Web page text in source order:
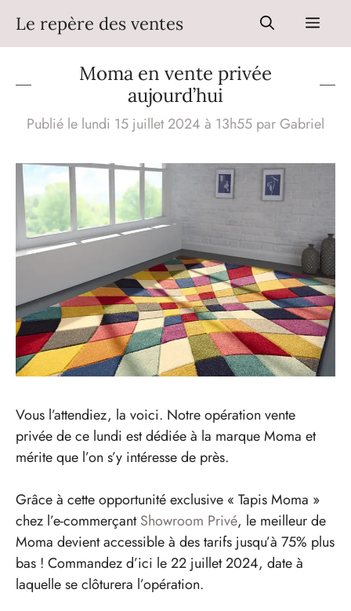
contenu
Le repère des ventes Menu
Moma en vente privée
aujourd’hui
Publié le lundi 15 juillet 2024 à 13h55 parGabriel
Vous l’attendiez, la voici. Notre opération vente
privée de ce lundi est dédiée à la marque Moma et
mérite que l’on s’y intéresse de près.
Grâce à cette opportunité exclusive « Tapis Moma »
chez l’e-commerçantShowroom Privé, le meilleur de
Moma devient accessible à des tarifs jusqu’à 75% plus
bas ! Commandez d’ici le 22 juillet 2024, date à
laquelle se clôturera l’opération.